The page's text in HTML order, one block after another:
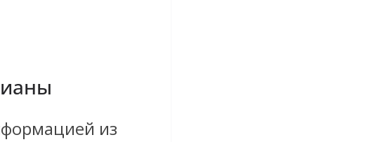
из